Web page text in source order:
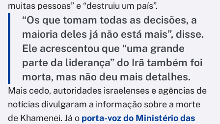
muitas pessoas” e “destruiu um país”.
“Os que tomam todas as decisões, a
maioria deles já não está mais”, disse.
Ele acrescentou que “uma grande
parte da liderança” do Irã também foi
morta, mas não deu mais detalhes.
Mais cedo, autoridades israelenses e agências de
notícias divulgaram a informação sobre a morte
de Khamenei. Já o porta-voz do Ministério das